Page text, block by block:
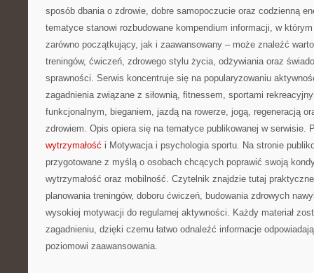
sposób dbania o zdrowie, dobre samopoczucie oraz codzienną
tematyce stanowi rozbudowane kompendium informacji, w
zarówno początkujący, jak i zaawansowany – może znaleźć
treningów, ćwiczeń, zdrowego stylu życia, odżywiania oraz
sprawności. Serwis koncentruje się na popularyzowaniu
zagadnienia związane z siłownią, fitnessem, sportami
funkcjonalnym, bieganiem, jazdą na rowerze, jogą, regeneracją
zdrowiem. Opis opiera się na tematyce publikowanej w serwisie.
wytrzymałość i Motywacja i psychologia sportu. Na stronie
przygotowane z myślą o osobach chcących poprawić swoją
wytrzymałość oraz mobilność. Czytelnik znajdzie tutaj
planowania treningów, doboru ćwiczeń, budowania zdrowych
wysokiej motywacji do regularnej aktywności. Każdy materiał
zagadnieniu, dzięki czemu łatwo odnaleźć informacje
poziomowi zaawansowania.